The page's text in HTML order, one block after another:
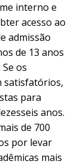
interno e
acesso ao
admissão
de 13 anos
os
satisfatórios,
para
anos.
de 700
por levar
mais